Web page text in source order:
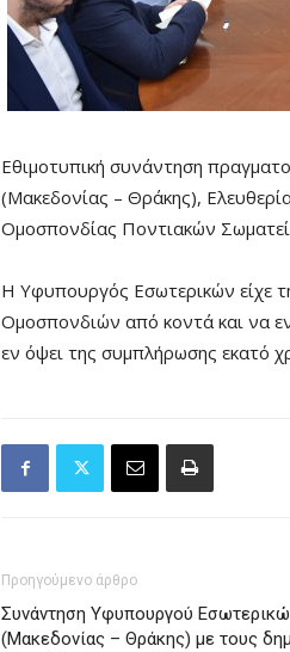
Εθιμοτυπική συνάντηση
(Μακεδονίας – Θράκης),
Ομοσπονδίας Ποντιακών
Η Υφυπουργός Εσωτερικών είχε
Ομοσπονδιών από κοντά και να
εν όψει της συμπλήρωσης εκατό
Προηγούμενο άρθρο
Συνάντηση Υφυπουργού
(Μακεδονίας – Θράκης) με τους